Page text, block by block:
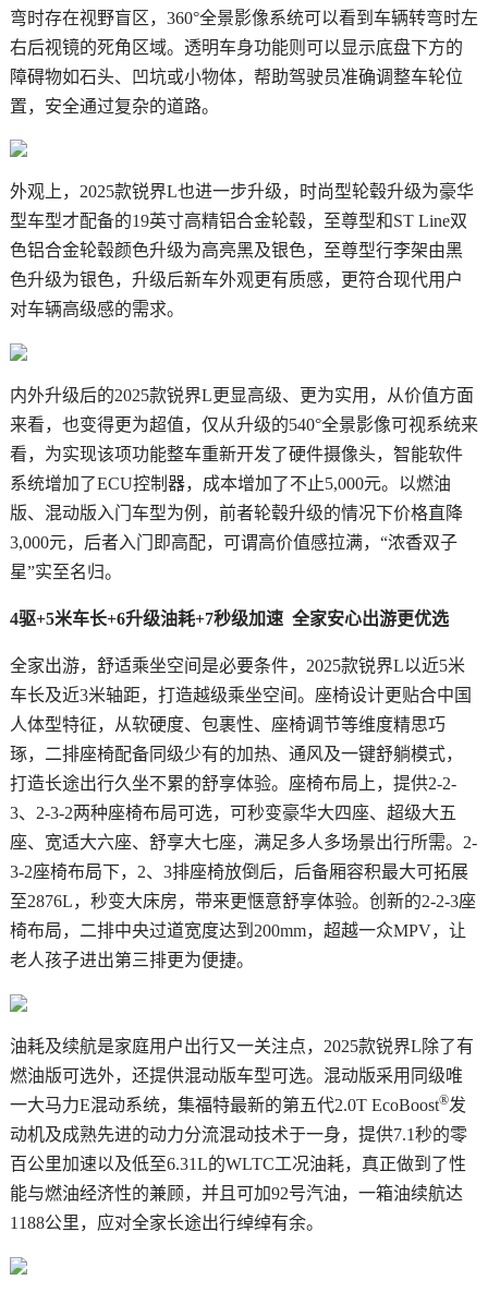
弯时存在视野盲区，360°全景影像系统可以看到车辆转弯时左
右后视镜的死角区域。透明车身功能则可以显示底盘下方的
障碍物如石头、凹坑或小物体，帮助驾驶员准确调整车轮位
置，安全通过复杂的道路。
外观上，2025款锐界L也进一步升级，时尚型轮毂升级为豪华
型车型才配备的19英寸高精铝合金轮毂，至尊型和ST Line双
色铝合金轮毂颜色升级为高亮黑及银色，至尊型行李架由黑
色升级为银色，升级后新车外观更有质感，更符合现代用户
对车辆高级感的需求。
内外升级后的2025款锐界L更显高级、更为实用，从价值方面
来看，也变得更为超值，仅从升级的540°全景影像可视系统来
看，为实现该项功能整车重新开发了硬件摄像头，智能软件
系统增加了ECU控制器，成本增加了不止5,000元。以燃油
版、混动版入门车型为例，前者轮毂升级的情况下价格直降
3,000元，后者入门即高配，可谓高价值感拉满，“浓香双子
星”实至名归。
4驱+5米车长+6升级油耗+7秒级加速 全家安心出游更优选
全家出游，舒适乘坐空间是必要条件，2025款锐界L以近5米
车长及近3米轴距，打造越级乘坐空间。座椅设计更贴合中国
人体型特征，从软硬度、包裹性、座椅调节等维度精思巧
琢，二排座椅配备同级少有的加热、通风及一键舒躺模式，
打造长途出行久坐不累的舒享体验。座椅布局上，提供2-2-
3、2-3-2两种座椅布局可选，可秒变豪华大四座、超级大五
座、宽适大六座、舒享大七座，满足多人多场景出行所需。2-
3-2座椅布局下，2、3排座椅放倒后，后备厢容积最大可拓展
至2876L，秒变大床房，带来更惬意舒享体验。创新的2-2-3座
椅布局，二排中央过道宽度达到200mm，超越一众MPV，让
老人孩子进出第三排更为便捷。
油耗及续航是家庭用户出行又一关注点，2025款锐界L除了有
燃油版可选外，还提供混动版车型可选。混动版采用同级唯
一大马力E混动系统，集福特最新的第五代2.0T EcoBoost®发
动机及成熟先进的动力分流混动技术于一身，提供7.1秒的零
百公里加速以及低至6.31L的WLTC工况油耗，真正做到了性
能与燃油经济性的兼顾，并且可加92号汽油，一箱油续航达
1188公里，应对全家长途出行绰绰有余。